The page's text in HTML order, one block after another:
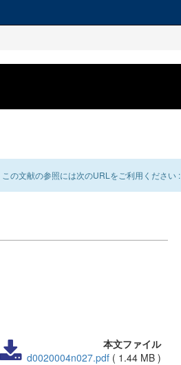
この文献の参照には次のURLをご利用ください :
本文ファイル
d0020004n027.pdf ( 1.44 MB )